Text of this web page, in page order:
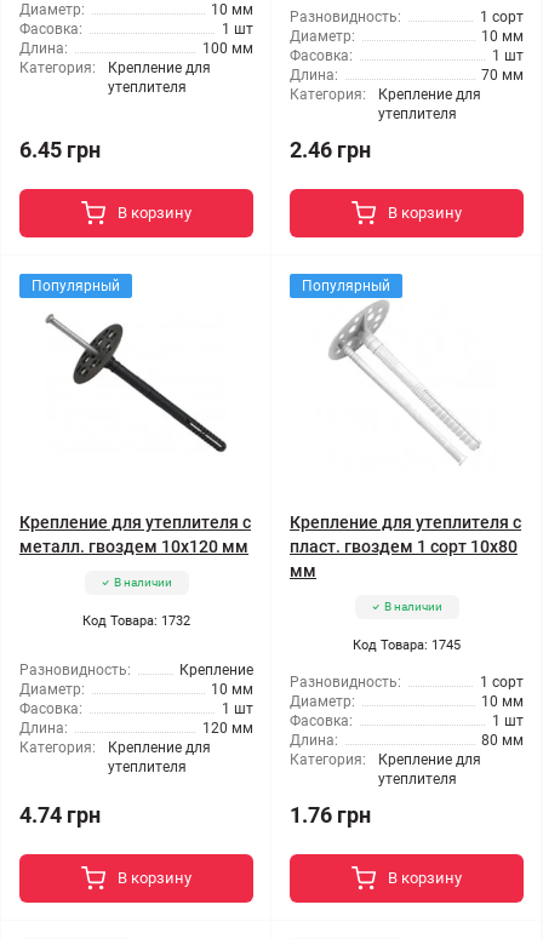
Диаметр:
10 мм
Фасовка:
1 шт
Длина:
100 мм
Категория:
Крепление для
утеплителя
6.45 грн
В корзину
Разновидность:
1 сорт
Диаметр:
10 мм
Фасовка:
1 шт
Длина:
70 мм
Категория:
Крепление для
утеплителя
2.46 грн
В корзину
Популярный
Крепление для утеплителя с
металл. гвоздем 10x120 мм
В наличии
Код Товара: 1732
Разновидность:
Крепление
Диаметр:
10 мм
Фасовка:
1 шт
Длина:
120 мм
Категория:
Крепление для
утеплителя
4.74 грн
В корзину
Популярный
Крепление для утеплителя с
пласт. гвоздем 1 сорт 10x80
мм
В наличии
Код Товара: 1745
Разновидность:
1 сорт
Диаметр:
10 мм
Фасовка:
1 шт
Длина:
80 мм
Категория:
Крепление для
утеплителя
1.76 грн
В корзину